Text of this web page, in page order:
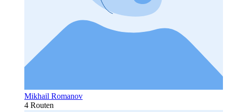
Mikhail Romanov
4 Routen